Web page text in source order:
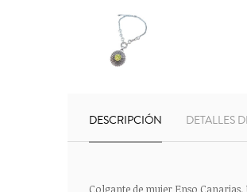
DESCRIPCIÓN DETALLES
Colgante de mujer Enso